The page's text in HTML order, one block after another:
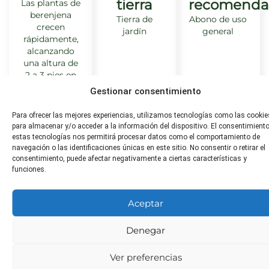
Gestionar consentimiento
Para ofrecer las mejores experiencias, utilizamos tecnologías como las
para almacenar y/o acceder a la información del dispositivo. El
estas tecnologías nos permitirá procesar datos como el comportamiento de
navegación o las identificaciones únicas en este sitio. No consentir o retirar el
consentimiento, puede afectar negativamente a ciertas características y
funciones.
Aceptar
Denegar
Ver preferencias
Las plantas de
berenjena
crecen
rápidamente,
alcanzando
una altura de
2 a 3 pies en
crecimiento.
tierra
Tierra de
jardín
Abono de uso
general
Distancia
de
60-90 cm
para
No tóxica